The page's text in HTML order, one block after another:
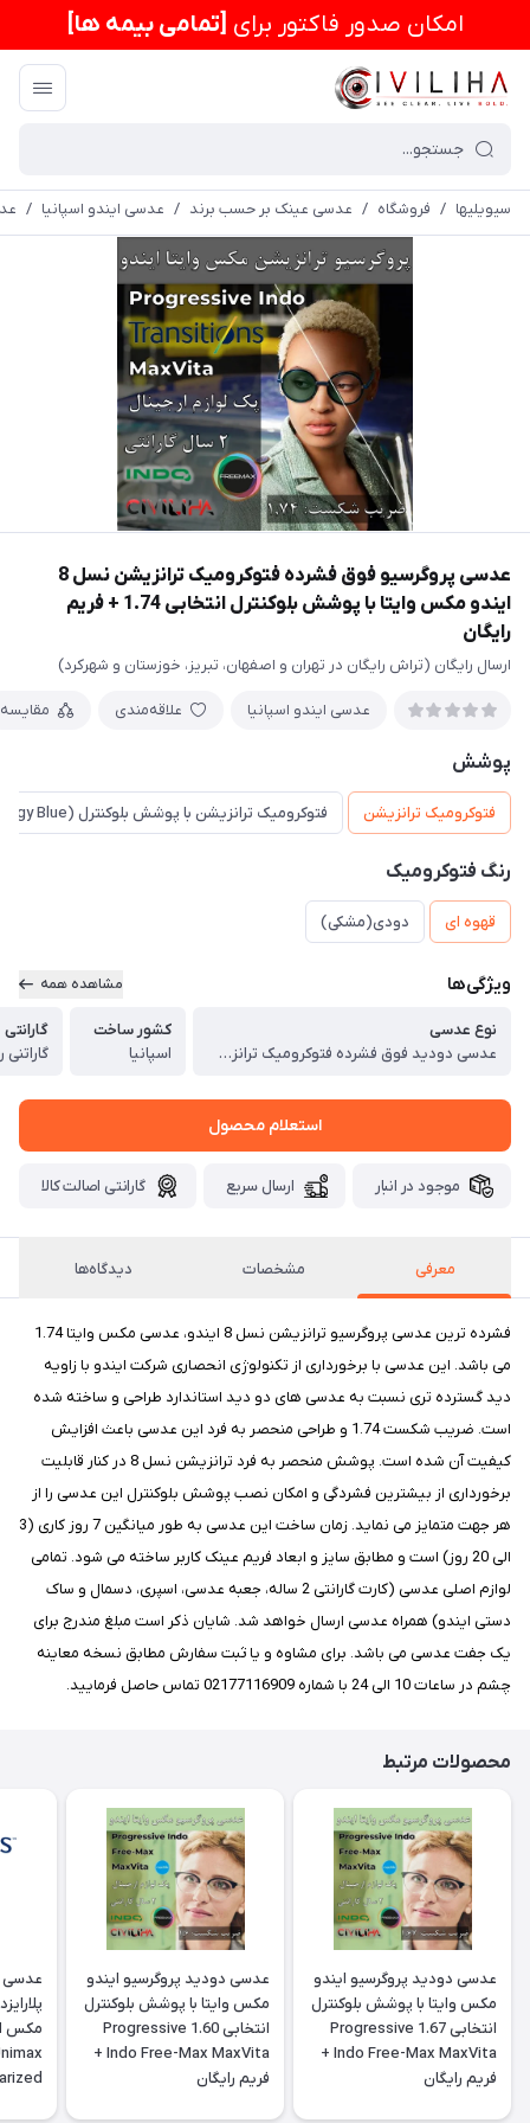
امكان صدور فاکتور برای [تمامی بیمه ها]
سیویلیها / فروشگاه / عدسی عینک بر حسب برند / عدسی ایندو اسپانیا /
عدسی پروگرسیو فوق فشرده فتوکرومیک ترانزیشن نسل 8
ایندو مکس وایتا با پوشش بلوکنترل انتخابی 1.74 + فريم
رايگان
ارسال رایگان (تراش رایگان در تهران و اصفهان، تبریز، خوزستان و شهرکرد)
عدسی ایندو اسپانیا علاقه‌مندی مقایسه
پوشش
فتوکرومیک ترانزیشن فتوکرومیک ترانزیشن با پوشش بلوکنترل (Energy Blue)
رنگ فتوکرومیک
قهوه ای دودی(مشکی)
ویژگی‌ها مشاهده همه
نوع عدسی
عدسی دودید فوق فشرده فتوکرومیک ترانزیشن نسل 8 پروگرسیو ایندو مکس وایتا با پوشش بلوکنترل انتخابی 1.74 Progressive Indo Transitions Gen8 MaxVita
کشور ساخت
اسپانیا
گارانتی
گاراتنی رسمی
استعلام محصول
موجود در انبار ارسال سریع گارانتی اصالت کالا
معرفی مشخصات دیدگاه‌ها
فشرده ترین عدسی پروگرسیو ترانزیشن نسل 8 ایندو، عدسی مکس وایتا 1.74
می باشد. این عدسی با برخورداری از تکنولوژی انحصاری شرکت ایندو با زاویه
دید گسترده تری نسبت به عدسی های دو دید استاندارد طراحی و ساخته شده
است. ضریب شکست 1.74 و طراحی منحصر به فرد این عدسی باعث افزایش
کیفیت آن شده است. پوشش منحصر به فرد ترانزیشن نسل 8 در کنار قابلیت
برخورداری از بیشترین فشردگی و امکان نصب پوشش بلوکنترل این عدسی را از
هر جهت متمایز می نماید. زمان ساخت این عدسی به طور میانگین 7 روز کاری (3
الی 20 روز) است و مطابق سایز و ابعاد فریم عینک کاربر ساخته می شود. تمامی
لوازم اصلی عدسی (کارت گارانتی 2 ساله، جعبه عدسی، اسپری، دسمال و ساک
دستی ایندو) همراه عدسی ارسال خواهد شد. شایان ذکر است مبلغ مندرج برای
یک جفت عدسی می باشد. برای مشاوه و یا ثبت سفارش مطابق نسخه معاینه
چشم در ساعات 10 الی 24 با شماره 02177116909 تماس حاصل فرمایید.
محصولات مرتبط
عدسی دودید پروگرسیو ایندو
مکس وایتا با پوشش بلوکنترل
انتخابی 1.67 Progressive
Indo Free-Max MaxVita +
فريم رايگان
عدسی دودید پروگرسیو ایندو
مکس وایتا با پوشش بلوکنترل
انتخابی 1.60 Progressive
Indo Free-Max MaxVita +
فريم رايگان
عدسی